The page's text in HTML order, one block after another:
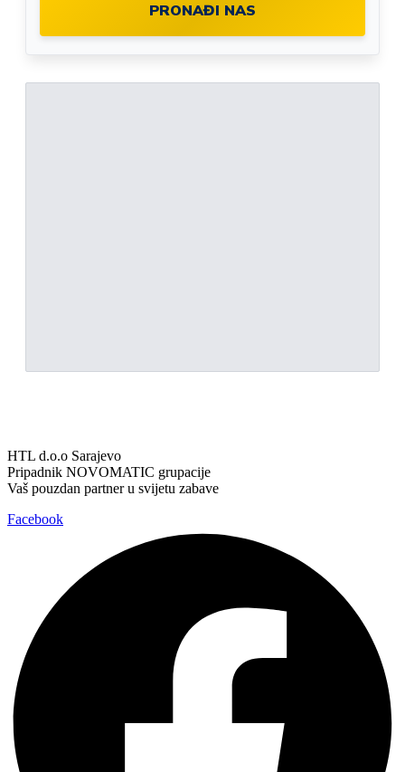
PRONAĐI NAS
HTL d.o.o Sarajevo
Pripadnik NOVOMATIC grupacije
Vaš pouzdan partner u svijetu zabave
Facebook